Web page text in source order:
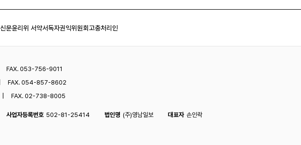
신문윤리위 서약서독자권익위원회고충처리인
FAX. 053-756-9011
FAX. 054-857-8602
FAX. 02-738-8005
사업자등록번호 502-81-25414 법인명 (주)영남일보 대표자 손인락